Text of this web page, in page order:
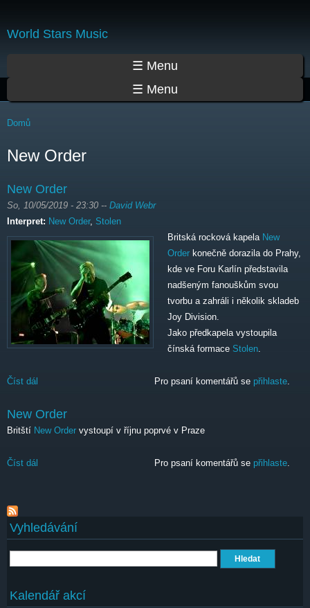
World Stars Music
☰ Menu
☰ Menu
Jste zde
Domů
New Order
New Order
So, 10/05/2019 - 23:30 -- David Webr
Interpret: New Order, Stolen
Britská rocková kapela New
Order konečně dorazila do Prahy,
kde ve Foru Karlín představila
nadšeným fanouškům svou
tvorbu a zahráli i několik skladeb
Joy Division.
Jako předkapela vystoupila
čínská formace Stolen
Číst dál Pro psaní komentářů se přihlaste.
New Order
Britští New Order vystoupí v říjnu poprvé v Praze
Číst dál Pro psaní komentářů se přihlaste.
Vyhledávání
Kalendář akcí